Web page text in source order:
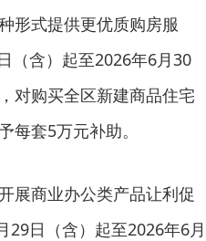
形式提供更优质购房服
（含）起至2026年6月30
对购买全区新建商品住宅
套5万元补助。
展商业办公类产品让利促
29日（含）起至2026年6月